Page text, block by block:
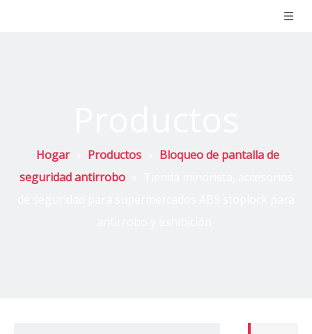
Hogar Productos
Bloqueo de pantalla de
seguridad antirrobo